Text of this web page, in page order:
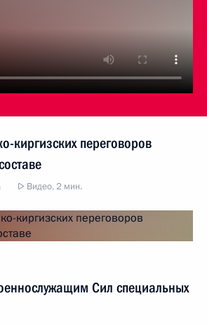
киргизских переговоров
Видео, 2 мин.
Сил специальных